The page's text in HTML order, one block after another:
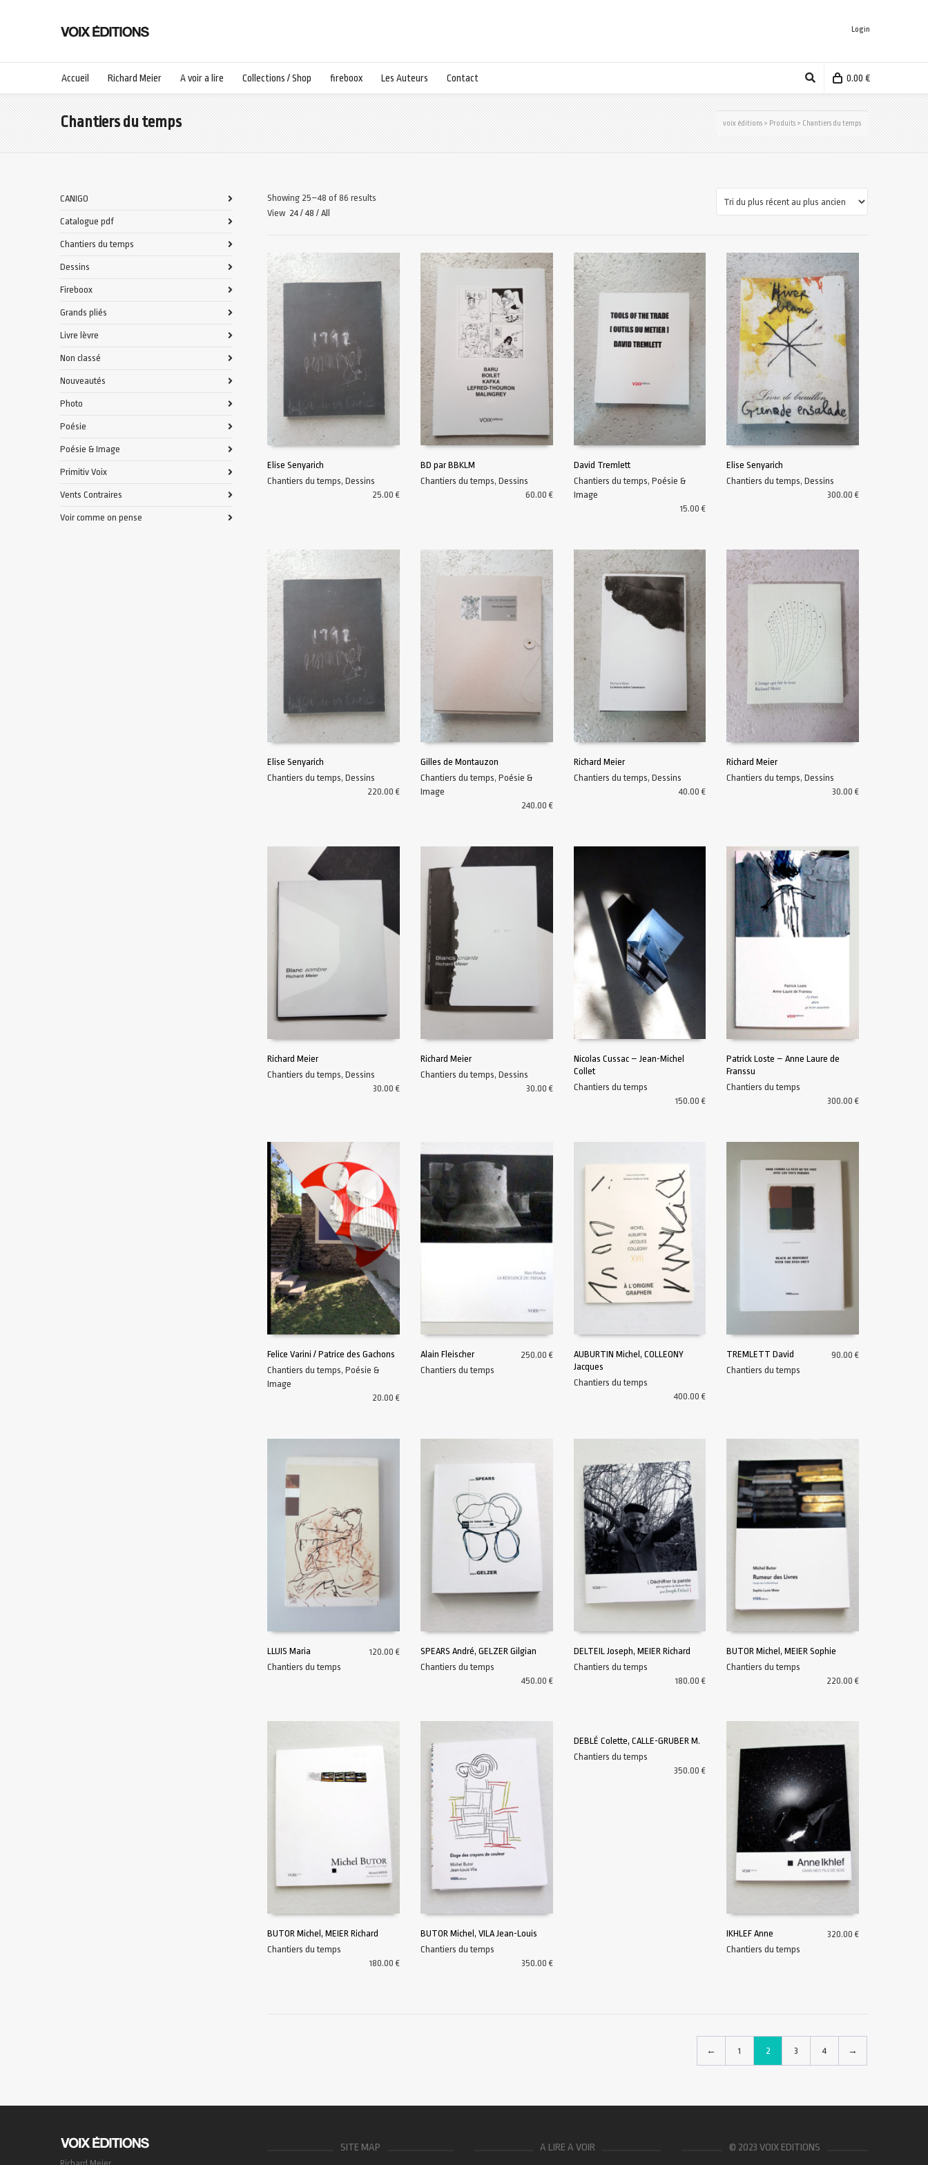
Login
Accueil Richard Meier A voir a lire Collections / Shop fireboox Les Auteurs Contact 0.00 €
Chantiers du temps voix éditions > Produits > Chantiers du temps
Showing 25–48 of 86 results
View 24 / 48 / All
AJOUTER AU PANIER
Elise Senyarich
Chantiers du temps, Dessins
25.00€
AJOUTER AU PANIER
BD par BBKLM
Chantiers du temps, Dessins
60.00€
AJOUTER AU PANIER
David Tremlett
Chantiers du temps, Poésie &
Image
15.00€
AJOUTER AU PANIER
Elise Senyarich
Chantiers du temps,Dessins
300.00€
AJOUTER AU PANIER
Elise Senyarich
Chantiers du temps, Dessins
220.00€
AJOUTER AU PANIER
Gilles de Montauzon
Chantiers du temps, Poésie &
Image
240.00€
AJOUTER AU PANIER
Richard Meier
Chantiers du temps, Dessins
40.00€
AJOUTER AU PANIER
Richard Meier
Chantiers du temps,Dessins
30.00€
AJOUTER AU PANIER
Richard Meier
Chantiers du temps, Dessins
30.00€
AJOUTER AU PANIER
Richard Meier
Chantiers du temps, Dessins
30.00€
Nicolas Cussac – Jean-Michel
Collet
Chantiers du temps
150.00€
Patrick Loste – Anne Laure de
Franssu
Chantiers du temps
300.00€
AJOUTER AU PANIER
Felice Varini / Patrice des Gachons
Chantiers du temps, Poésie &
Image
20.00€
AJOUTER AU PANIER
Alain Fleischer
Chantiers du temps
250.00€
AUBURTIN Michel, COLLEONY
Jacques
Chantiers du temps
400.00€
AJOUTER AU PANIER
TREMLETT David
Chantiers du temps
90.00€
AJOUTER AU PANIER
LLUIS Maria
Chantiers du temps
120.00€
AJOUTER AU PANIER
SPEARS André, GELZER Gilgian
Chantiers du temps
450.00€
AJOUTER AU PANIER
DELTEIL Joseph, MEIER Richard
Chantiers du temps
180.00€
AJOUTER AU PANIER
BUTOR Michel, MEIER Sophie
Chantiers du temps
220.00€
AJOUTER AU PANIER
BUTOR Michel, MEIER Richard
Chantiers du temps
180.00€
AJOUTER AU PANIER
BUTOR Michel, VILA Jean-Louis
Chantiers du temps
350.00€
AJOUTER AU PANIER
DEBLÉ Colette, CALLE-GRUBER M.
Chantiers du temps
350.00€
AJOUTER AU PANIER
IKHLEF Anne
Chantiers du temps
320.00€
← 1 2 3 4 →
CANIGO
Catalogue pdf
Chantiers du temps
Dessins
Fireboox
Grands pliés
Livre lèvre
Non classé
Nouveautés
Photo
Poésie
Poésie & Image
Primitiv Voix
Vents Contraires
Voir comme on pense
SITE MAP A LIRE A VOIR © 2023 VOIX EDITIONS